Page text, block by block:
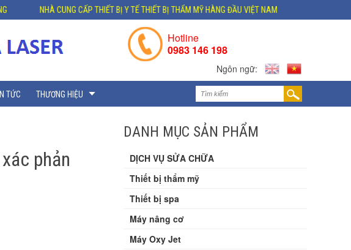
CẤP THIẾT BỊ Y TẾ THIẾT BỊ THẨM MỸ HÀNG ĐẦU VIỆT NAM ĐỊA CHỈ: VP HÀ NỘI :
Hotline
0983 146 198
Ngôn ngữ:
TỨC THƯƠNG HIỆU
phản
DANH MỤC SẢN PHẨM
DỊCH VỤ SỬA CHỮA
Thiết bị thẩm mỹ
Thiết bị spa
Máy nâng cơ
Máy Oxy Jet